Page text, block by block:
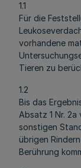
1.1
Für die
vorhandene
Tieren zu
1.2
Bis das
Absatz 1 Nr.
sonstigen
übrigen
Berührung